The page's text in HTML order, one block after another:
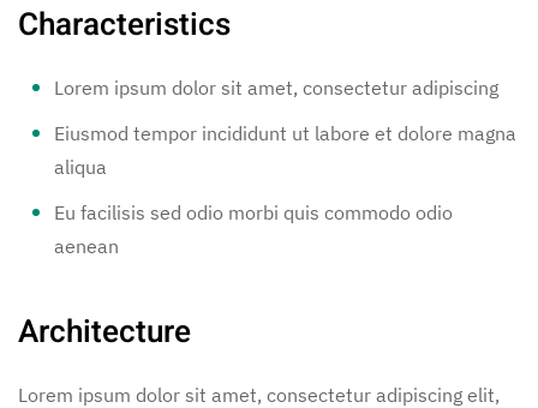
Characteristics
Lorem ipsum dolor sit amet, consectetur adipiscing
Eiusmod tempor incididunt ut labore et dolore magna
aliqua
Eu facilisis sed odio morbi quis commodo odio
aenean
Architecture
Lorem ipsum dolor sit amet, consectetur adipiscing elit,